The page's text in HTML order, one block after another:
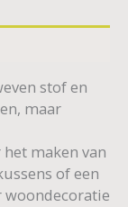
stof en
maar
maken van
of een
woondecoratie